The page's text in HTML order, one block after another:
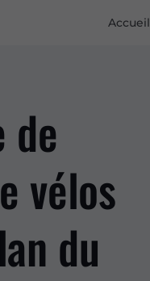
Accueil
de
vélos
du